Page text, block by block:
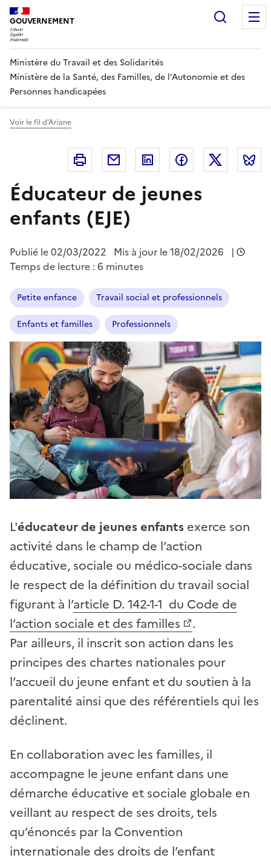
Panneau de gestion des cookies
GOUVERNEMENT
Ministère du Travail et des Solidarités
Ministère de la Santé, des Familles, de l'Autonomie et des
Personnes handicapées
Voir le fil d'Ariane
Imprimer Courriel Linkedin FacebookTwitter
Éducateur de jeunes
enfants (EJE)
Publié le02/03/2022 Mis à jour le 18/02/2026
|
Temps de lecture : 6 minutes
Petite enfance Travail social et professionnels
Enfants et familles Professionnels
L'éducateur de jeunes enfants exerce son
activité dans le champ de l’action
éducative, sociale ou médico-sociale dans
le respect de la définition du travail social
figurant à l’article D. 142-1-1 du Code de
l’action sociale et des familles
.
Par ailleurs, il inscrit son action dans les
principes des chartes nationales pour
l’accueil du jeune enfant et du soutien à la
parentalité ainsi que des référentiels qui les
déclinent.
En collaboration avec les familles, il
accompagne le jeune enfant dans une
démarche éducative et sociale globale en
veillant au respect de ses droits, tels
qu’énoncés par la Convention
internationale des droits de l’enfant